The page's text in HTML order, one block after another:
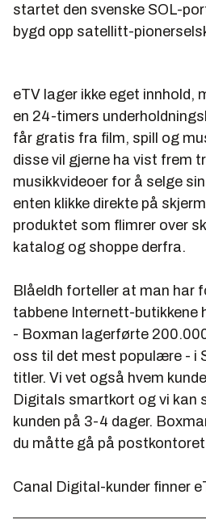
startet den svenske SOL-
bygd opp satellitt-
eTV lager ikke eget innhold,
en 24-timers
får gratis fra film, spill og
disse vil gjerne ha vist frem
musikkvideoer for å selge
enten klikke direkte på
produktet som flimrer over
katalog og shoppe derfra.
Blåeldh forteller at man har
tabbene Internett-butikkene
- Boxman lagerførte
oss til det mest populære - i
titler. Vi vet også hvem
Digitals smartkort og vi kan
kunden på 3-4 dager.
du måtte gå på
Canal Digital-kunder finner